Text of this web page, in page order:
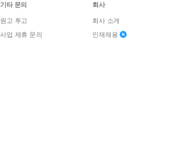
기타 문의
원고 투고
사업 제휴 문의
회사
회사 소개
인재채용